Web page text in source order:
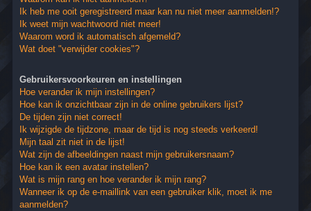
Ik heb me ooit geregistreerd maar kan nu niet meer aanmelden!?
Ik weet mijn wachtwoord niet meer!
Waarom word ik automatisch afgemeld?
Wat doet "verwijder cookies"?
Gebruikersvoorkeuren en instellingen
Hoe verander ik mijn instellingen?
Hoe kan ik onzichtbaar zijn in de online gebruikers lijst?
De tijden zijn niet correct!
Ik wijzigde de tijdzone, maar de tijd is nog steeds verkeerd!
Mijn taal zit niet in de lijst!
Wat zijn de afbeeldingen naast mijn gebruikersnaam?
Hoe kan ik een avatar instellen?
Wat is mijn rang en hoe verander ik mijn rang?
Wanneer ik op de e-maillink van een gebruiker klik, moet ik me
aanmelden?